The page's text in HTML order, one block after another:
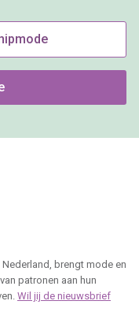
brengt mode en
patronen aan hun
Wil jij de nieuwsbrief